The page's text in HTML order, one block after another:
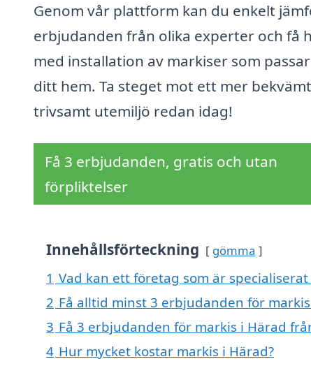
Genom vår plattform kan du enkelt
erbjudanden från olika experter och få
med installation av markiser som
ditt hem. Ta steget mot ett mer
trivsamt utemiljö redan idag!
Få 3 erbjudanden, gratis och utan
förpliktelser
Innehållsförteckning gömma
1 Vad kan ett företag som är
2 Få alltid minst 3 erbjudanden för
3 Få 3 erbjudanden för markis i Härad
4 Hur mycket kostar markis i Härad?